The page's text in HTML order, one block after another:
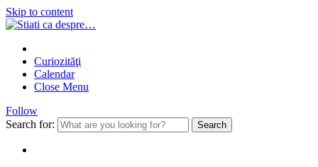
Skip to content
Curiozităţi
Calendar
Close Menu
Follow
Search for: